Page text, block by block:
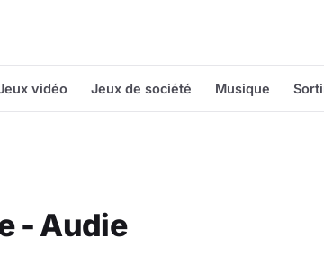
vidéo Jeux de société Musique
- Audie